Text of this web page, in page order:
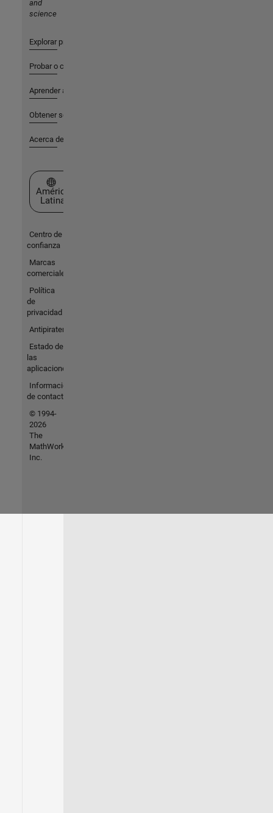
and
science
Explorar productos
Probar o comprar
Aprender a utilizar
Obtener soporte
Acerca de MathWorks
Seleccione un país/idioma
América
Latina
Centro de
confianza
Marcas
comerciales
Política
de
privacidad
Antipiratería
Estado de
las
aplicaciones
Información
de contacto
© 1994-
2026
The
MathWorks,
Inc.